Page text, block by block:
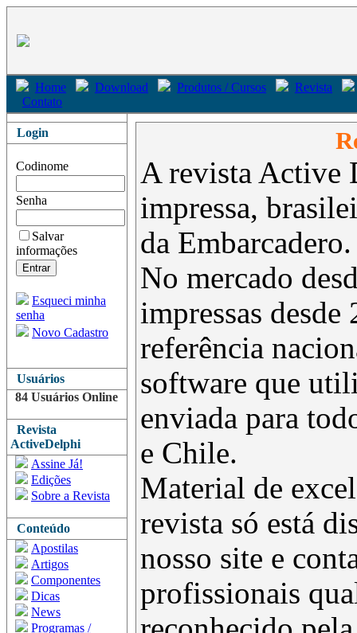
Home Download Produtos / Cursos
Revista
Contato
Login
Codinome
Senha
Salvar
informações
Esqueci minha
senha
Novo Cadastro
Usuários
84 Usuários Online
Revista
ActiveDelphi
Assine Já!
Edições
Sobre a Revista
Conteúdo
Apostilas
Artigos
Componentes
Dicas
News
Programas /
A revista Active
impressa,
da Embarcadero.
No mercado
impressas
referência
software que
enviada para
e Chile.
Material de
revista só está
nosso site e
profissionais